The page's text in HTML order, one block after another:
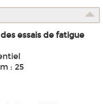
essais de fatigue
: 25